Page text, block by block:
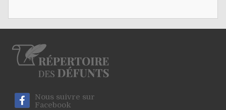
Nous suivre sur
Facebook